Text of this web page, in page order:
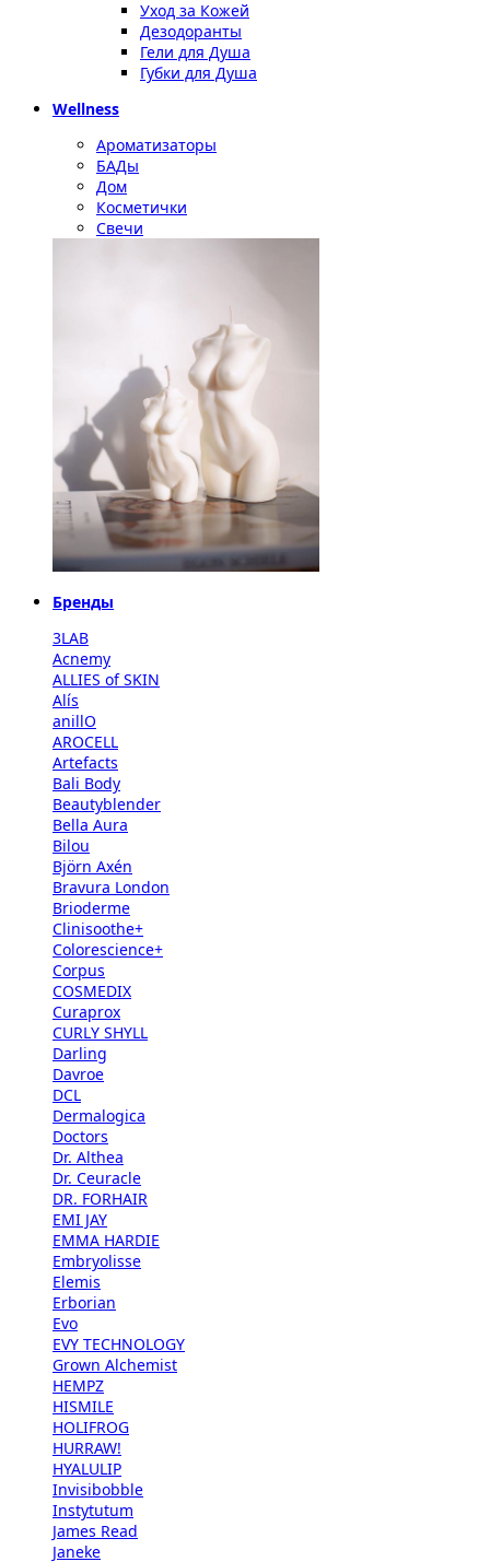
Уход за Кожей
Дезодоранты
Гели для Душа
Губки для Душа
Wellness
Ароматизаторы
БАДы
Дом
Косметички
Свечи
Бренды
3LAB
Acnemy
ALLIES of SKIN
Alís
anillO
AROCELL
Artefacts
Bali Body
Beautyblender
Bella Aura
Bilou
Björn Axén
Bravura London
Brioderme
Clinisoothe+
Colorescience+
Corpus
COSMEDIX
Curaprox
CURLY SHYLL
Darling
Davroe
DCL
Dermalogica
Doctors
Dr. Althea
Dr. Ceuracle
DR. FORHAIR
EMI JAY
EMMA HARDIE
Embryolisse
Elemis
Erborian
Evo
EVY TECHNOLOGY
Grown Alchemist
HEMPZ
HISMILE
HOLIFROG
HURRAW!
HYALULIP
Invisibobble
Instytutum
James Read
Janeke